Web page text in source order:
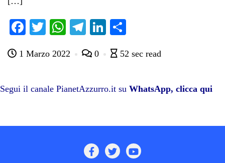
Fa
bo
T
tte
W
ts
pp
Te
gr
m
Li
ed di
di
1 Marzo 2022 0 52 sec read
Segui il canale PianetAzzurro.it su WhatsApp, clicca qui